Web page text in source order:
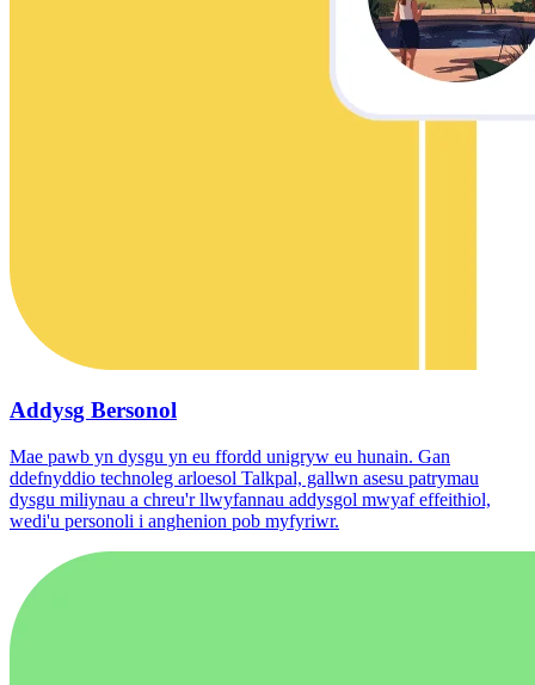
Addysg Bersonol
Mae pawb yn dysgu yn eu ffordd unigryw eu hunain. Gan
ddefnyddio technoleg arloesol Talkpal, gallwn asesu patrymau
dysgu miliynau a chreu'r llwyfannau addysgol mwyaf effeithiol,
wedi'u personoli i anghenion pob myfyriwr.